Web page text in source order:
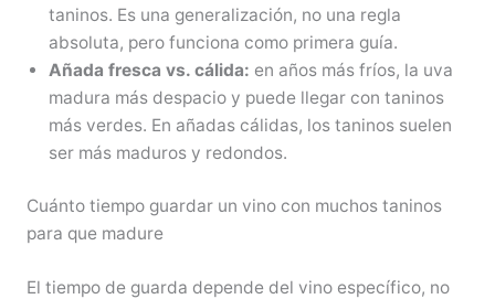
taninos. Es una generalización, no una regla
absoluta, pero funciona como primera guía.
Añada fresca vs. cálida: en años más fríos, la uva
madura más despacio y puede llegar con taninos
más verdes. En añadas cálidas, los taninos suelen
ser más maduros y redondos.
Cuánto tiempo guardar un vino con muchos taninos
para que madure
El tiempo de guarda depende del vino específico, no